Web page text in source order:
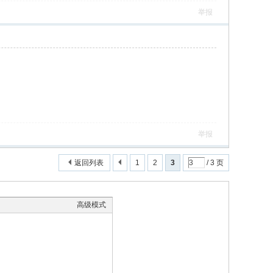
举报
举报
1 2 3 / 3 页
返回列表
高级模式